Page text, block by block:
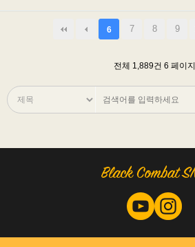
6 7 8 9
전체 1,889건 6 페이지